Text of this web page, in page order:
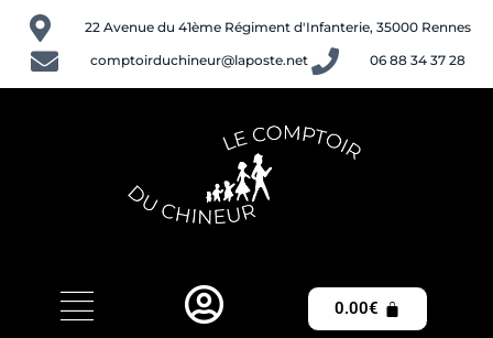
Aller
au
22 Avenue du 41ème Régiment d'Infanterie, 35000 Rennes
comptoirduchineur@laposte.net
06 88 34 37 28
0.00€